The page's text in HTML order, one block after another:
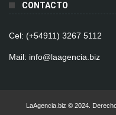
CONTACTO
Cel: (+54911) 3267 5112
Mail: info@laagencia.biz
LaAgencia.biz © 2024.